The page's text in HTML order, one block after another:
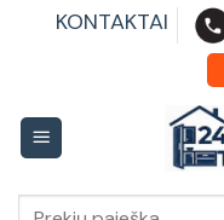
KONTAKTAI